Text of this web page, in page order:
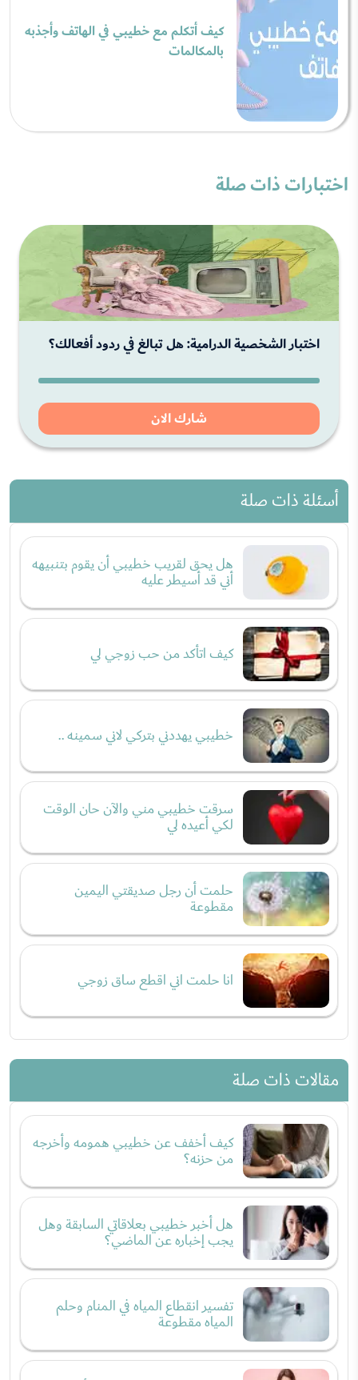
كيف أتكلم مع خطيبي في الهاتف وأجذبه
بالمكالمات
اختبارات ذات صلة
اختبار الشخصية الدرامية: هل تبالغ في ردود أفعالك؟
شارك الان
أسئلة ذات صلة
هل يحق لقريب خطيبي أن يقوم بتنبيهه
أني قد أسيطر عليه
كيف اتأكد من حب زوجي لي
خطيبي يهددني بتركي لاني سمينه ..
سرقت خطيبي مني والآن حان الوقت
لكي أعيده لي
حلمت أن رجل صديقتي اليمين
مقطوعة
انا حلمت اني اقطع ساق زوجي
مقالات ذات صلة
كيف أخفف عن خطيبي همومه وأخرجه
من حزنه؟
هل أخبر خطيبي بعلاقاتي السابقة وهل
يجب إخباره عن الماضي؟
تفسير انقطاع المياه في المنام وحلم
المياه مقطوعة